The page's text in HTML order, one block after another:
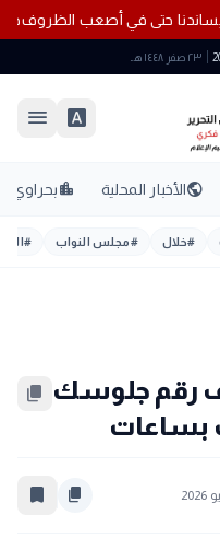
حتى في أصعب الظروف
٢٣ صفر ١٤٤٨ هـ
font_download
menu
publicالأخبار المحلية location_cityبحراوي
#خلال #مجلس النواب #
رقم جلوسك
بساعات
content_copy
content_copy
bookmark_border